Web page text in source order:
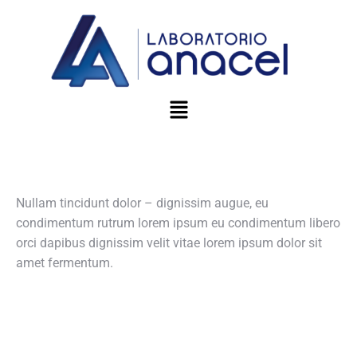
Nullam tincidunt dolor – dignissim augue, eu
condimentum rutrum lorem ipsum eu condimentum libero
orci dapibus dignissim velit vitae lorem ipsum dolor sit
amet fermentum.